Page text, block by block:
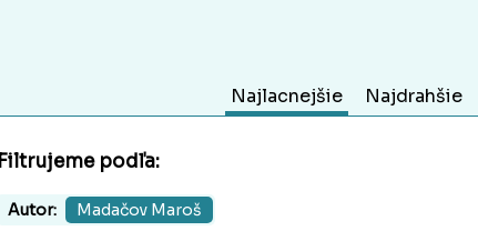
Najlacnejšie Najdrahšie
Filtrujeme podľa:
Autor: Madačov Maroš